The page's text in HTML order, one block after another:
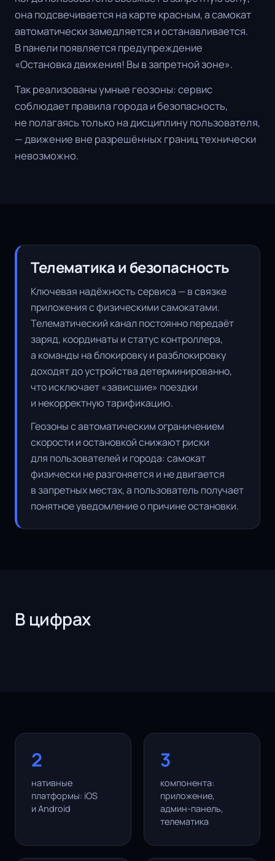
она подсвечивается на карте красным, а самокат
автоматически замедляется и останавливается.
В панели появляется предупреждение
«Остановка движения! Вы в запретной зоне».
Так реализованы умные геозоны: сервис
соблюдает правила города и безопасность,
не полагаясь только на дисциплину пользователя,
— движение вне разрешённых границ технически
невозможно.
Телематика и безопасность
Ключевая надёжность сервиса — в связке
приложения с физическими самокатами.
Телематический канал постоянно передаёт
заряд, координаты и статус контроллера,
а команды на блокировку и разблокировку
доходят до устройства детерминированно,
что исключает «зависшие» поездки
и некорректную тарификацию.
Геозоны с автоматическим ограничением
скорости и остановкой снижают риски
для пользователей и города: самокат
физически не разгоняется и не двигается
в запретных местах, а пользователь получает
понятное уведомление о причине остановки.
В цифрах
2
нативные
платформы: iOS
и Android
3
компонента:
приложение,
админ-панель,
телематика